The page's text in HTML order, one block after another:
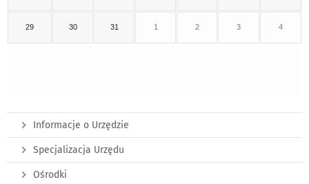
29 30 31 1 2 3 4
Informacje o Urzędzie
Specjalizacja Urzędu
Ośrodki